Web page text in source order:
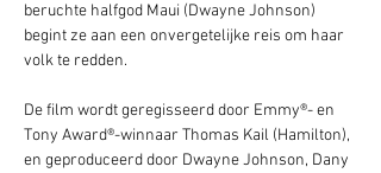
beruchte halfgod Maui (Dwayne Johnson)
begint ze aan een onvergetelijke reis om haar
volk te redden.
De film wordt geregisseerd door Emmy®- en
Tony Award®-winnaar Thomas Kail (Hamilton),
en geproduceerd door Dwayne Johnson, Dany